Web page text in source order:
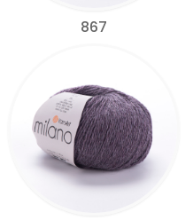
867